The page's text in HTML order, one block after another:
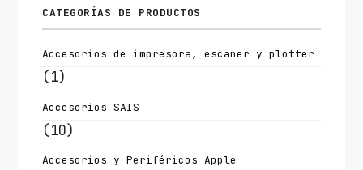
CATEGORÍAS DE PRODUCTOS
Accesorios de impresora, escaner y plotter
(1)
Accesorios SAIS
(10)
Accesorios y Periféricos Apple